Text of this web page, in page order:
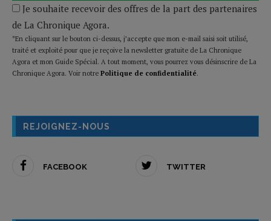
Je souhaite recevoir des offres de la part des partenaires
de La Chronique Agora.
*En cliquant sur le bouton ci-dessus, j’accepte que mon e-mail saisi soit utilisé,
traité et exploité pour que je reçoive la newsletter gratuite de La Chronique
Agora et mon Guide Spécial. A tout moment, vous pourrez vous désinscrire de La
Chronique Agora. Voir notre Politique de confidentialité.
REJOIGNEZ-NOUS
FACEBOOK TWITTER